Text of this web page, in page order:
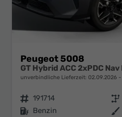
Peugeot 5008
GT Hybrid ACC 2xPDC Nav
unverbindliche Lieferzeit: 02.09.2026
Fahrzeugnr. 191714 Getriebe
Kraftstoff Benzin Außenfarbe